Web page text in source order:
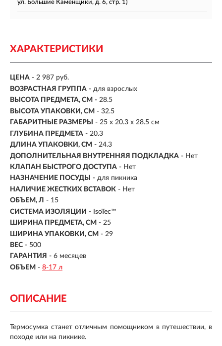
ул. Большие Каменщики, д. 6, стр. 1)
ХАРАКТЕРИСТИКИ
ЦЕНА - 2 987 руб.
ВОЗРАСТНАЯ ГРУППА - для взрослых
ВЫСОТА ПРЕДМЕТА, СМ - 28.5
ВЫСОТА УПАКОВКИ, СМ - 32.5
ГАБАРИТНЫЕ РАЗМЕРЫ
- 25 х 20.3 х 28.5 см
ГЛУБИНА ПРЕДМЕТА - 20.3
ДЛИНА УПАКОВКИ, СМ - 24.3
ДОПОЛНИТЕЛЬНАЯ ВНУТРЕННЯЯ ПОДКЛАДКА - Нет
КЛАПАН БЫСТРОГО ДОСТУПА - Нет
НАЗНАЧЕНИЕ ПОСУДЫ
- для пикника
НАЛИЧИЕ ЖЕСТКИХ ВСТАВОК - Нет
ОБЪЕМ, Л - 15
СИСТЕМА ИЗОЛЯЦИИ - IsoTec™
ШИРИНА ПРЕДМЕТА, СМ - 25
ШИРИНА УПАКОВКИ, СМ - 29
ВЕС - 500
ГАРАНТИЯ - 6 месяцев
ОБЪЕМ - 8-17 л
ОПИСАНИЕ
Термосумка станет отличным помощником в путешествии, в
походе или на пикнике.